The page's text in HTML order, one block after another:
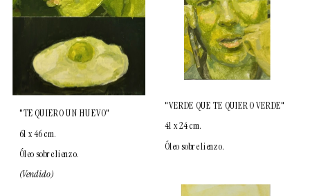
"VERDE QUE TE QUIERO VERDE"
41 x 24 cm.
Óleo sobre lienzo.
"TE QUIERO UN HUEVO"
61 x 46 cm.
Óleo sobre lienzo.
(Vendido)